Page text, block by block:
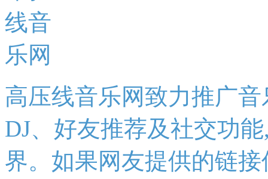
高压线音乐网致力推广
DJ、好友推荐及社交功
界。如果网友提供的链